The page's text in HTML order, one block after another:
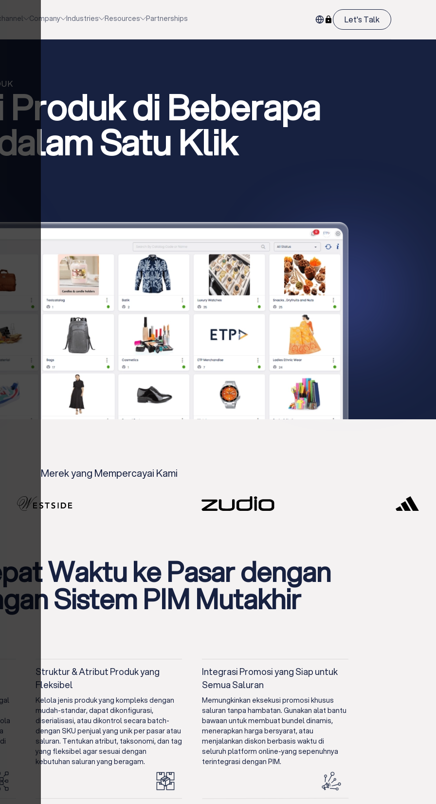
Company Industries Resources Partnerships Let's Talk
di Beberapa
Satu Klik
Merek yang Mempercayai Kami
Waktu ke Pasar dengan
Sistem PIM Mutakhir
Struktur & Atribut Produk yang
Fleksibel
Kelola jenis produk yang kompleks dengan
mudah-standar, dapat dikonfigurasi,
diserialisasi, atau dikontrol secara batch-
dengan SKU penjual yang unik per pasar atau
saluran. Tentukan atribut, taksonomi, dan tag
yang fleksibel agar sesuai dengan
kebutuhan saluran yang beragam.
Integrasi Promosi yang Siap untuk
Semua Saluran
Memungkinkan eksekusi promosi khusus
saluran tanpa hambatan. Gunakan alat bantu
bawaan untuk membuat bundel dinamis,
menerapkan harga bersyarat, atau
menjalankan diskon berbasis waktu di
seluruh platform online-yang sepenuhnya
terintegrasi dengan PIM.